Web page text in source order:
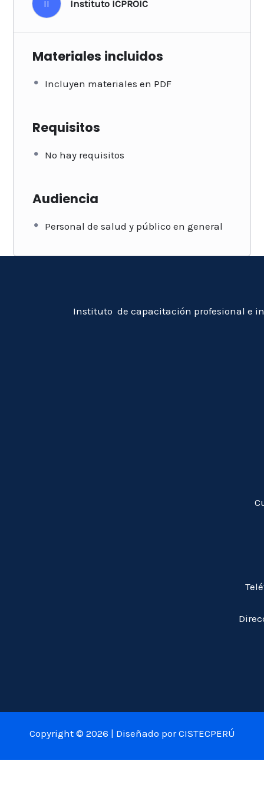
II Instituto ICPROIC
Materiales incluidos
Incluyen materiales en PDF
Requisitos
No hay requisitos
Audiencia
Personal de salud y público en general
Instituto de capacitación profesional e
Copyright © 2026 | Diseñado por CISTECPERÚ